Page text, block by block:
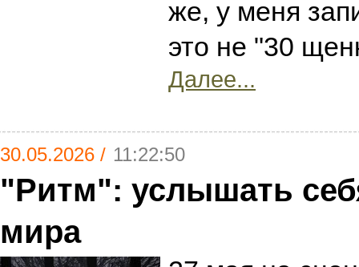
же, у меня
это не "30
Далее...
30.05.2026 / 11:22:50
"Ритм": услышать
мира